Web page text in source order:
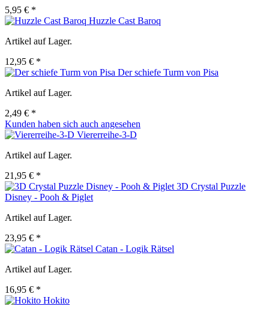
5,95 € *
Huzzle Cast Baroq
Artikel auf Lager.
12,95 € *
Der schiefe Turm von Pisa
Artikel auf Lager.
2,49 € *
Kunden haben sich auch angesehen
Viererreihe-3-D
Artikel auf Lager.
21,95 € *
3D Crystal Puzzle
Disney - Pooh & Piglet
Artikel auf Lager.
23,95 € *
Catan - Logik Rätsel
Artikel auf Lager.
16,95 € *
Hokito